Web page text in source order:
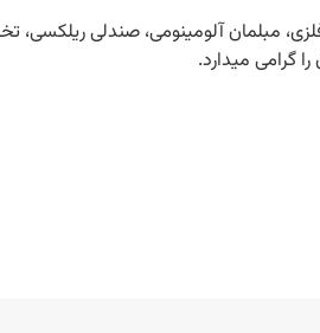
فلزی، مبلمان آلومینومی، صندلی
گرامی میدارد.